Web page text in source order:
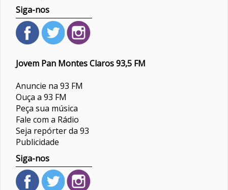
Siga-nos
Jovem Pan Montes Claros 93,5 FM
Anuncie na 93 FM
Ouça a 93 FM
Peça sua música
Fale com a Rádio
Seja repórter da 93
Publicidade
Siga-nos